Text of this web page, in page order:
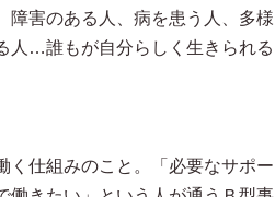
障害のある人、病を患う人、多様
人…誰もが自分らしく生きられる
く仕組みのこと。「必要なサポー